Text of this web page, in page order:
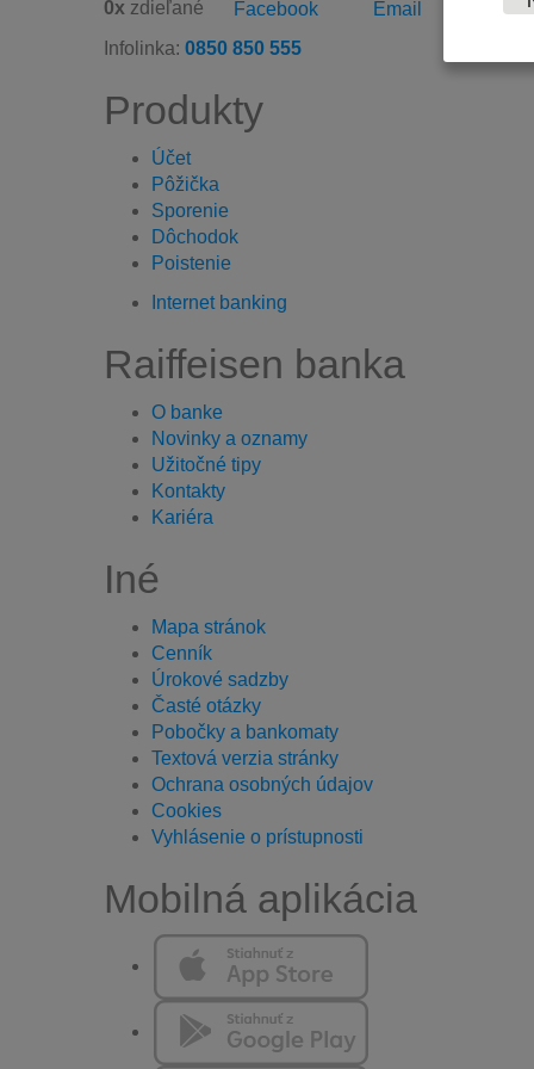
0x zdieľané Facebook Email
Tlačiť
Infolinka: 0850 850 555
Produkty
Účet
Pôžička
Sporenie
Dôchodok
Poistenie
Internet banking
Raiffeisen banka
O banke
Novinky a oznamy
Užitočné tipy
Kontakty
Kariéra
Iné
Mapa stránok
Cenník
Úrokové sadzby
Časté otázky
Pobočky a bankomaty
Textová verzia stránky
Ochrana osobných údajov
Cookies
Vyhlásenie o prístupnosti
Mobilná aplikácia